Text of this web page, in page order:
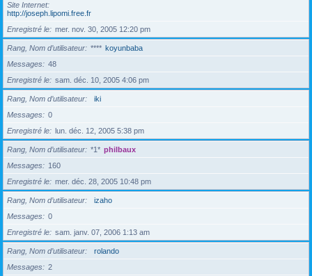
Site Internet
http://joseph.lipomi.free.fr
Enregistré le
mer. nov. 30, 2005 12:20 pm
Rang, Nom d’utilisateur **** koyunbaba
Messages
48
Enregistré le
sam. déc. 10, 2005 4:06 pm
Rang, Nom d’utilisateur
iki
Messages
0
Enregistré le
lun. déc. 12, 2005 5:38 pm
Rang, Nom d’utilisateur *1* philbaux
Messages
160
Enregistré le
mer. déc. 28, 2005 10:48 pm
Rang, Nom d’utilisateur
izaho
Messages
0
Enregistré le
sam. janv. 07, 2006 1:13 am
Rang, Nom d’utilisateur
rolando
Messages
2